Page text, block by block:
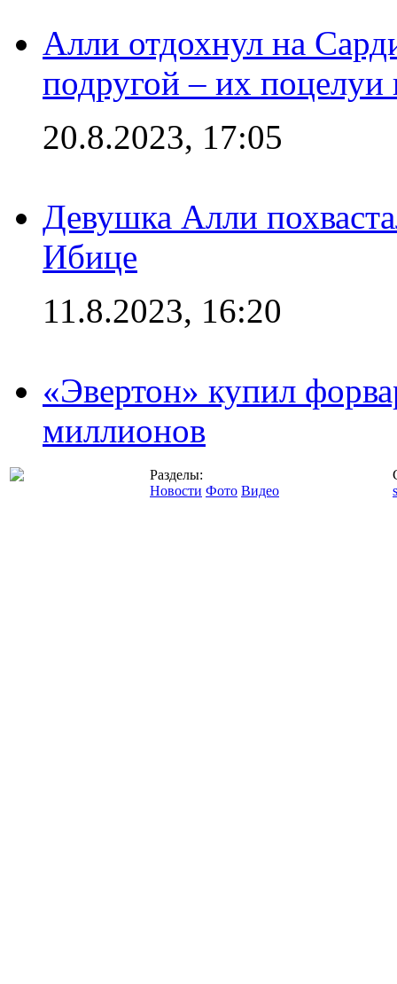
Алли отдохнул на
подругой – их поцелуи
20.8.2023, 17:05
Девушка Алли
Ибице
11.8.2023, 16:20
«Эвертон» купил
миллионов
Разделы:
Новости Фото Видео